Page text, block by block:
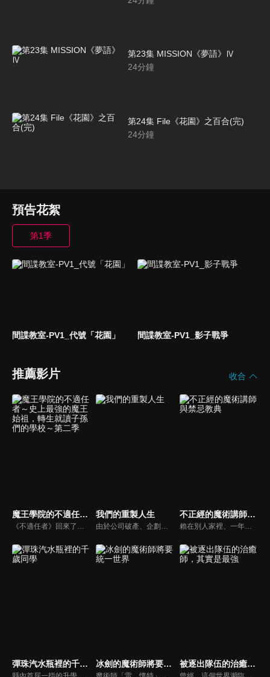
第23集 MISSION《夢語》Ⅳ
24分鐘
第24集 File《花園》之百合(完)
24分鐘
預告花絮
第1季
間諜教室-PV1_代號「花園」 間諜教室-PV1_影子戰爭
推薦影片 收合
魔王學院的不適任者～史上最強的魔王始祖，轉生就讀子孫們的學校～第二季 我們的重製人生 不正經的魔術講師與禁忌教典
賴在別人家裡、一年過著無職生活的 葛倫·雷達斯，在家主的強迫下到 阿爾扎諾帝國帝國魔術學院擔任兼職講師。但他假自習之名行打瞌睡之實，就算難得站上了講台，他也是直接把課本釘在黑板上。就在想早點辭職的心態下，被學生 西絲蒂娜·席貝爾提出了決鬥。結果令人遺憾地，葛倫以懸殊的差距吞下了敗戰……
彈珠汽水瓶裡的千歲同學 冰劍的魔術師將要統一世界 被逐出隊伍的治癒師，其實是最強